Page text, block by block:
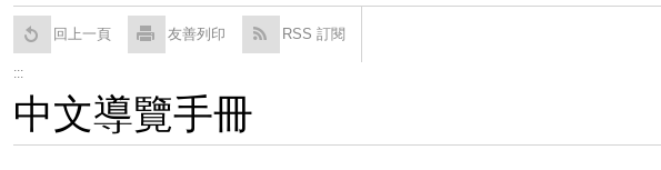
回上一頁 友善列印 RSS 訂閱
:::
中文導覽手冊